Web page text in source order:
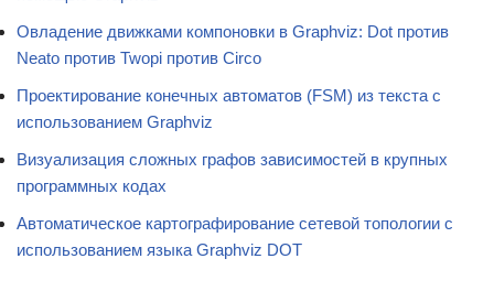
Овладение движками компоновки в Graphviz: Dot против
Neato против Twopi против Circo
Проектирование конечных автоматов (FSM) из текста с
использованием Graphviz
Визуализация сложных графов зависимостей в крупных
программных кодах
Автоматическое картографирование сетевой топологии с
использованием языка Graphviz DOT